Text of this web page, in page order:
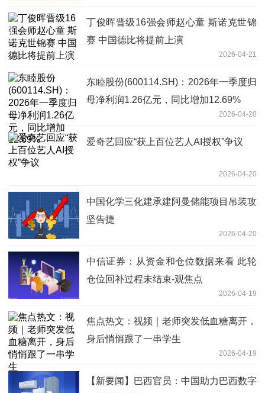
丁俊晖晋级16强会师赵心童 斯诺克世锦
赛 中国德比将提前上演
2026-04-21
东睦股份(600114.SH)：2026年一季度归
母净利润1.26亿元，同比增加12.69%
2026-04-20
爱奇艺回应“获上百位艺人AI授权”争议
2026-04-20
中国化学三化建承建阿曼储能项目吊装攻
坚告捷
2026-04-20
中信证券：从资金和仓位数据来看 此轮
仓位回补过程未结束-观焦点
2026-04-19
焦点热文：视频｜老师突发低血糖离开，
身后悄悄跟了一串学生
2026-04-19
【新要闻】巴西官员：中国助力巴西数字